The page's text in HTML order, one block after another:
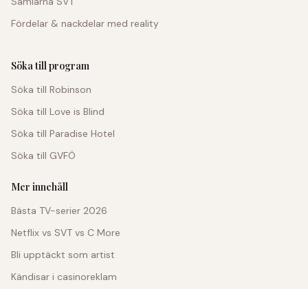
Fördelar & nackdelar med reality
Söka till program
Söka till Robinson
Söka till Love is Blind
Söka till Paradise Hotel
Söka till GVFÖ
Mer innehåll
Bästa TV-serier 2026
Netflix vs SVT vs C More
Bli upptäckt som artist
Kändisar i casinoreklam